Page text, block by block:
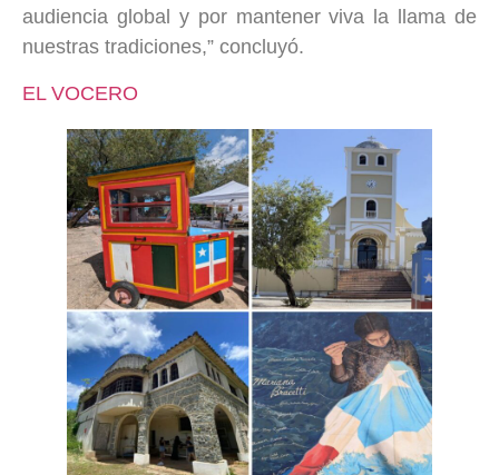
audiencia global y por mantener viva la llama de
nuestras tradiciones,” concluyó.
EL VOCERO